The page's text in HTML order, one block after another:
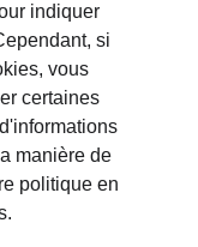
indiquer
si
vous
certaines
manière de
politique en